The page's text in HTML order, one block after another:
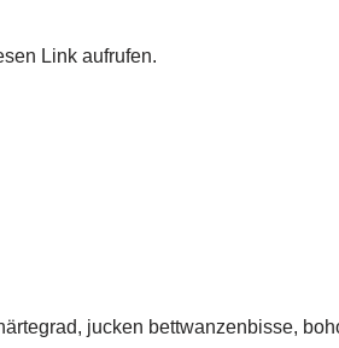
Link aufrufen.
jucken bettwanzenbisse,